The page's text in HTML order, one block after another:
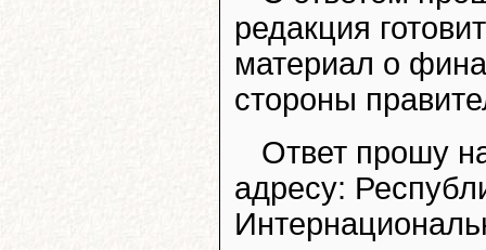
редакция
материал о
стороны
Ответ прошу
адресу: